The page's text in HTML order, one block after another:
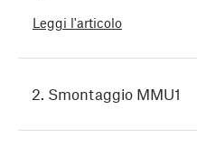
Leggi l'articolo
2. Smontaggio MMU1